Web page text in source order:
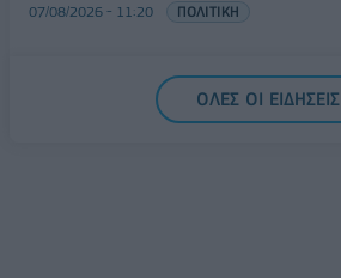
07/08/2026 - 11:20 ΠΟΛΙΤΙΚΗ
ΟΛΕΣ ΟΙ ΕΙΔΗΣΕΙΣ